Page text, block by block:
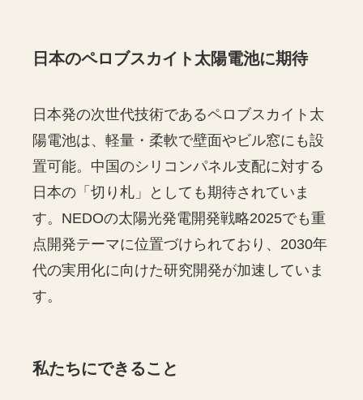
日本のペロブスカイト太陽電池に期待
日本発の次世代技術であるペロブスカイト太
陽電池は、軽量・柔軟で壁面やビル窓にも設
置可能。中国のシリコンパネル支配に対する
日本の「切り札」としても期待されていま
す。NEDOの太陽光発電開発戦略2025でも重
点開発テーマに位置づけられており、2030年
代の実用化に向けた研究開発が加速していま
す。
私たちにできること